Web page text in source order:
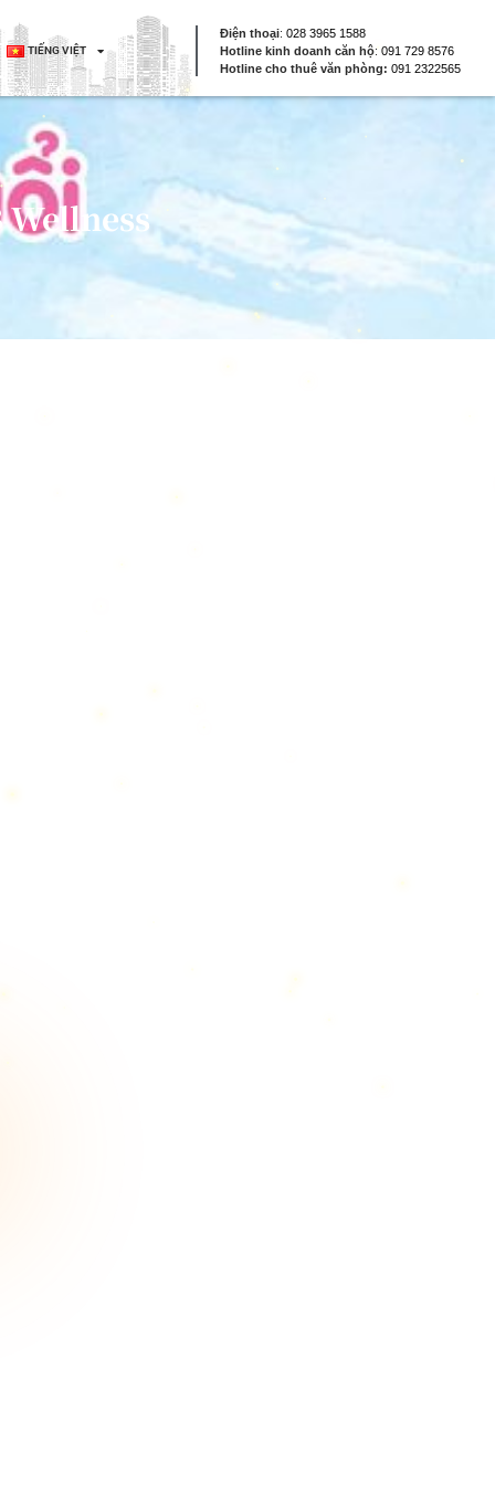
TIẾNG VIỆT
Điện thoại:028 3965 1588
Hotline kinh doanh căn hộ:091 729 8576
Hotline cho thuê văn phòng: 091 2322565
Wellness